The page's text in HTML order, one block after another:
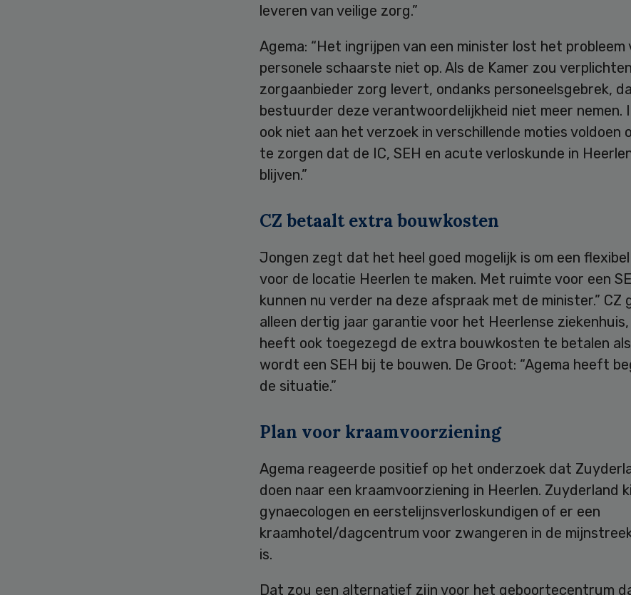
leveren van veilige zorg.”
Agema: “Het ingrijpen van een minister lost het probleem
personele schaarste niet op. Als de Kamer zou
zorgaanbieder zorg levert, ondanks personeelsgebrek,
bestuurder deze verantwoordelijkheid niet meer nemen.
ook niet aan het verzoek in verschillende moties voldoen
te zorgen dat de IC, SEH en acute verloskunde in
blijven.”
CZ betaalt extra bouwkosten
Jongen zegt dat het heel goed mogelijk is om een
voor de locatie Heerlen te maken. Met ruimte voor een
kunnen nu verder na deze afspraak met de minister.” CZ
alleen dertig jaar garantie voor het Heerlense
heeft ook toegezegd de extra bouwkosten te betalen
wordt een SEH bij te bouwen. De Groot: “Agema heeft
de situatie.”
Plan voor kraamvoorziening
Agema reageerde positief op het onderzoek dat
doen naar een kraamvoorziening in Heerlen. Zuyderland
gynaecologen en eerstelijnsverloskundigen of er een
kraamhotel/dagcentrum voor zwangeren in de
is.
Dat zou een alternatief zijn voor het geboortecentrum